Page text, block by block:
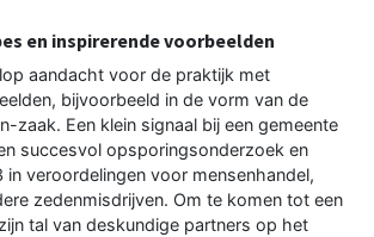
en inspirerende voorbeelden
aandacht voor de praktijk met
bijvoorbeeld in de vorm van de
zaak. Een klein signaal bij een gemeente
succesvol opsporingsonderzoek en
in veroordelingen voor mensenhandel,
zedenmisdrijven. Om te komen tot een
tal van deskundige partners op het